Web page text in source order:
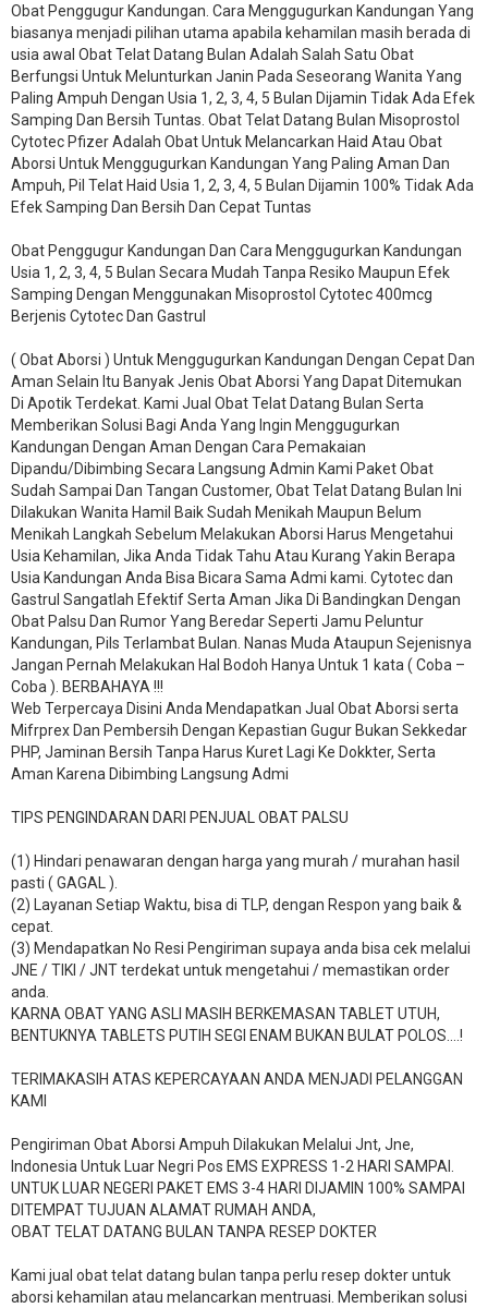
​Obat Penggugur Kandungan. Cara Menggugurkan Kandungan Yang
biasanya menjadi pilihan utama apabila kehamilan masih berada di
usia awal Obat Telat Datang Bulan Adalah Salah Satu Obat
Berfungsi Untuk Melunturkan Janin Pada Seseorang Wanita Yang
Paling Ampuh Dengan Usia 1, 2, 3, 4, 5 Bulan Dijamin Tidak Ada Efek
Samping Dan Bersih Tuntas. Obat Telat Datang Bulan Misoprostol
Cytotec Pfizer Adalah Obat Untuk Melancarkan Haid Atau Obat
Aborsi Untuk Menggugurkan Kandungan Yang Paling Aman Dan
Ampuh, Pil Telat Haid Usia 1, 2, 3, 4, 5 Bulan Dijamin 100% Tidak Ada
Efek Samping Dan Bersih Dan Cepat Tuntas
Obat Penggugur Kandungan Dan Cara Menggugurkan Kandungan
Usia 1, 2, 3, 4, 5 Bulan Secara Mudah Tanpa Resiko Maupun Efek
Samping Dengan Menggunakan Misoprostol Cytotec 400mcg
Berjenis Cytotec Dan Gastrul
( Obat Aborsi ) Untuk Menggugurkan Kandungan Dengan Cepat Dan
Aman Selain Itu Banyak Jenis Obat Aborsi Yang Dapat Ditemukan
Di Apotik Terdekat. Kami Jual Obat Telat Datang Bulan Serta
Memberikan Solusi Bagi Anda Yang Ingin Menggugurkan
Kandungan Dengan Aman Dengan Cara Pemakaian
Dipandu/Dibimbing Secara Langsung Admin Kami Paket Obat
Sudah Sampai Dan Tangan Customer, Obat Telat Datang Bulan Ini
Dilakukan Wanita Hamil Baik Sudah Menikah Maupun Belum
Menikah Langkah Sebelum Melakukan Aborsi Harus Mengetahui
Usia Kehamilan, Jika Anda Tidak Tahu Atau Kurang Yakin Berapa
Usia Kandungan Anda Bisa Bicara Sama Admi kami. Cytotec dan
Gastrul Sangatlah Efektif Serta Aman Jika Di Bandingkan Dengan
Obat Palsu Dan Rumor Yang Beredar Seperti Jamu Peluntur
Kandungan, Pils Terlambat Bulan. Nanas Muda Ataupun Sejenisnya
Jangan Pernah Melakukan Hal Bodoh Hanya Untuk 1 kata ( Coba –
Coba ). BERBAHAYA !!!
Web Terpercaya Disini Anda Mendapatkan Jual Obat Aborsi serta
Mifrprex Dan Pembersih Dengan Kepastian Gugur Bukan Sekkedar
PHP, Jaminan Bersih Tanpa Harus Kuret Lagi Ke Dokkter, Serta
Aman Karena Dibimbing Langsung Admi
TIPS PENGINDARAN DARI PENJUAL OBAT PALSU
(1) Hindari penawaran dengan harga yang murah / murahan hasil
pasti ( GAGAL ).
(2) Layanan Setiap Waktu, bisa di TLP, dengan Respon yang baik &
cepat.
(3) Mendapatkan No Resi Pengiriman supaya anda bisa cek melalui
JNE / TIKI / JNT terdekat untuk mengetahui / memastikan order
anda.
KARNA OBAT YANG ASLI MASIH BERKEMASAN TABLET UTUH,
BENTUKNYA TABLETS PUTIH SEGI ENAM BUKAN BULAT POLOS….!
TERIMAKASIH ATAS KEPERCAYAAN ANDA MENJADI PELANGGAN
KAMI
Pengiriman Obat Aborsi Ampuh Dilakukan Melalui Jnt, Jne,
Indonesia Untuk Luar Negri Pos EMS EXPRESS 1-2 HARI SAMPAI.
UNTUK LUAR NEGERI PAKET EMS 3-4 HARI DIJAMIN 100% SAMPAI
DITEMPAT TUJUAN ALAMAT RUMAH ANDA,
OBAT TELAT DATANG BULAN TANPA RESEP DOKTER
Kami jual obat telat datang bulan tanpa perlu resep dokter untuk
aborsi kehamilan atau melancarkan mentruasi. Memberikan solusi